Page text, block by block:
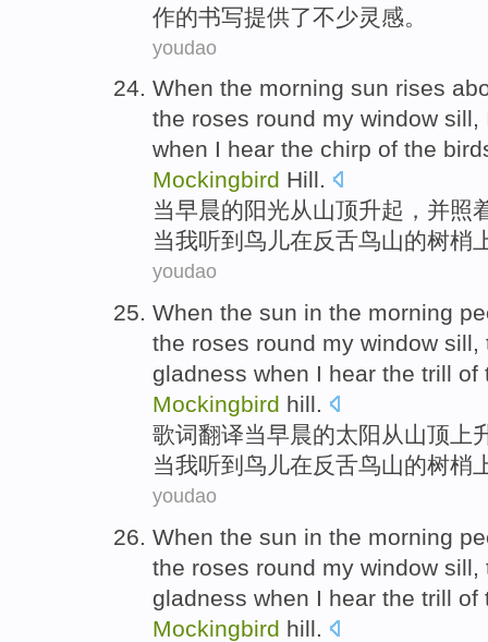
作的书写提供了不少灵感。
youdao
When the morning sun rises
the roses round my window sill,
when I hear the chirp of the
Mockingbird Hill.
当早晨的阳光从山顶升起 ， 并照
当我听到 鸟儿在反舌鸟山的树梢
youdao
When the sun in the morning
the roses round my window sill,
gladness when I hear the trill of
Mockingbird hill.
歌词翻译当早晨的太阳 从山顶 上
当我听到 鸟儿在反舌鸟山的树梢
youdao
When the sun in the morning
the roses round my window sill,
gladness when I hear the trill of
Mockingbird hill.